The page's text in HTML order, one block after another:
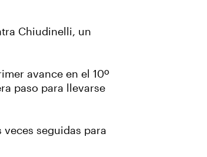
Chiudinelli, un
avance en el 10º
paso para llevarse
seguidas para